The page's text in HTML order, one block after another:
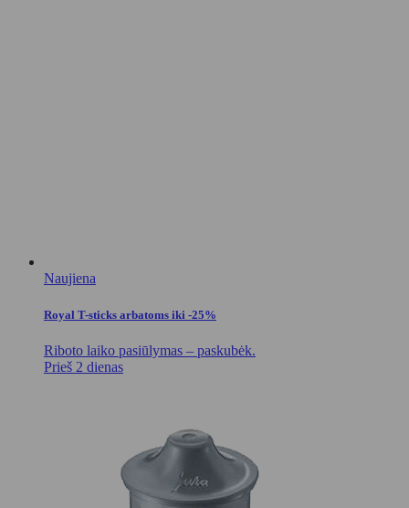
Naujiena
Royal T-sticks arbatoms iki -25%
Riboto laiko pasiūlymas – paskubėk.
Prieš 2 dienas